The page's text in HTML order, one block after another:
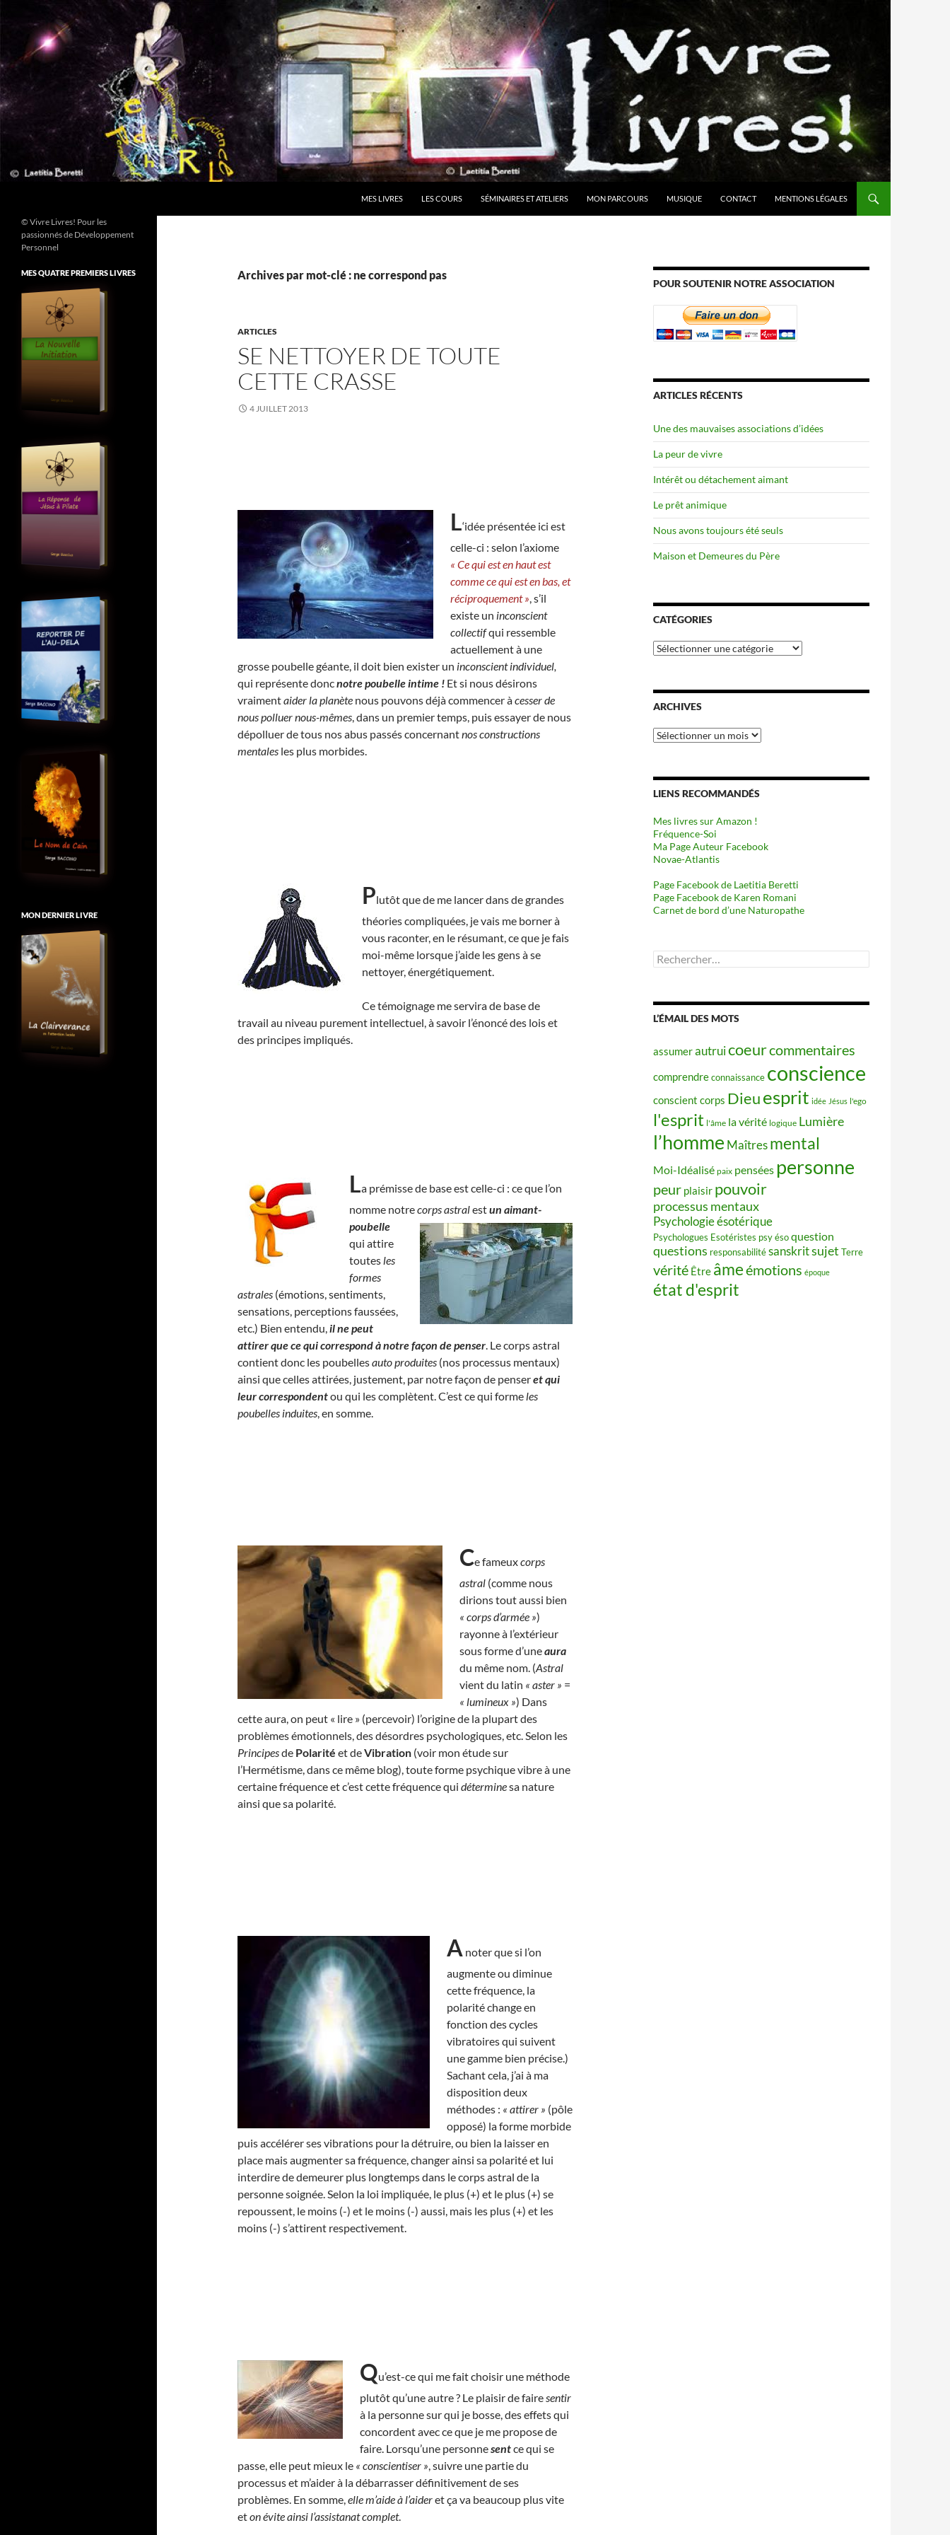
contenu
MES LIVRES LES COURS SÉMINAIRES ET ATELIERS MON PARCOURS MUSIQUE CONTACT MENTIONS LÉGALES
Archives par mot-clé : ne correspond pas
ARTICLES
SE NETTOYER DE TOUTE
CETTE CRASSE
4 JUILLET 2013
L‘idée présentée ici est
celle-ci : selon l’axiome
« Ce qui est en haut est
comme ce qui est en bas, et
réciproquement », s’il
existe un inconscient
collectifqui ressemble
actuellement à une
grosse poubelle géante, il doit bien exister un inconscient individuel,
qui représente doncnotre poubelle intime ! Et si nous désirons
vraimentaider la planète nous pouvons déjà commencer àcesser de
nous polluer nous-mêmes, dans un premier temps, puis essayer de nous
dépolluer de tous nos abus passés concernantnos constructions
mentales les plus morbides.
Plutôt que de me lancer dans de grandes
théories compliquées, je vais me borner à
vous raconter, en le résumant, ce que je fais
moi-même lorsque j’aide les gens à se
nettoyer, énergétiquement.
Ce témoignage me servira de base de
travail au niveau purement intellectuel, à savoir l’énoncé des lois et
des principes impliqués.
La prémisse de base est celle-ci : ce que l’on
nomme notrecorps astralestun aimant-
poubelle
qui attire
toutes les
formes
astrales (émotions, sentiments,
sensations, perceptions faussées,
etc.) Bien entendu,il ne peut
attirer que ce qui correspond à notre façon de penser. Le corps astral
contient donc les poubellesauto produites (nos processus mentaux)
ainsi que celles attirées, justement, par notre façon de penseret qui
leur correspondentou qui les complètent. C’est ce qui forme les
poubelles induites, en somme.
Ce fameuxcorps
astral (comme nous
dirions tout aussi bien
« corps d’armée »)
rayonne à l’extérieur
sous forme d’uneaura
du même nom. (Astral
vient du latin « aster » =
« lumineux ») Dans
cette aura, on peut « lire » (percevoir) l’origine de la plupart des
problèmes émotionnels, des désordres psychologiques, etc. Selon les
Principesde Polarité et deVibration (voir mon étude sur
l’Hermétisme, dans ce même blog), toute forme psychique vibre à une
certaine fréquence et c’est cette fréquence qui déterminesa nature
ainsi que sa polarité.
A noter que si l’on
augmente ou diminue
cette fréquence, la
polarité change en
fonction des cycles
vibratoires qui suivent
une gamme bien précise.)
Sachant cela, j’ai à ma
disposition deux
méthodes : « attirer » (pôle
opposé) la forme morbide
puis accélérer ses vibrations pour la détruire, ou bien la laisser en
place mais augmenter sa fréquence, changer ainsi sa polarité et lui
interdire de demeurer plus longtemps dans le corps astral de la
personne soignée. Selon la loi impliquée, le plus (+) et le plus (+) se
repoussent, le moins (-) et le moins (-) aussi, mais les plus (+) et les
moins (-) s’attirent respectivement.
Qu’est-ce qui me fait choisir une méthode
plutôt qu’une autre ? Le plaisir de fairesentir
à la personne sur qui je bosse, des effets qui
concordent avec ce que je me propose de
faire. Lorsqu’une personnesentce qui se
passe, elle peut mieux le « conscientiser », suivre une partie du
processus et m’aider à la débarrasser définitivement de ses
problèmes. En somme,elle m’aide à l’aideret ça va beaucoup plus vite
eton évite ainsi l’assistanat complet.
POUR SOUTENIR NOTRE ASSOCIATION
ARTICLES RÉCENTS
Une des mauvaises associations d’idées
La peur de vivre
Intérêt ou détachement aimant
Le prêt animique
Nous avons toujours été seuls
Maison et Demeures du Père
CATÉGORIES
Catégories
ARCHIVES
Archives
LIENS RECOMMANDÉS
Mes livres sur Amazon !
Fréquence-Soi
Ma Page Auteur Facebook
Novae-Atlantis
Page Facebook de Laetitia Beretti
Page Facebook de Karen Romani
Carnet de bord d’une Naturopathe
Rechercher :
L’ÉMAIL DES MOTS
assumerautruicoeurcommentaires
comprendreconnaissance conscience
conscient corps Dieuesprit idée Jésus l'ego
l'esprit l'âme la vérité logique Lumière
l’homme Maîtres mental
Moi-Idéalisé paix pensées personne
peur plaisir pouvoir
processus mentaux
Psychologie ésotérique
Psychologues Esotéristes psy ésoquestion
questions responsabilitésanskritsujet Terre
vérité Être âmeémotions époque
état d'esprit
© Vivre Livres! Pour les
passionnés de Développement
Personnel
MES QUATRE PREMIERS LIVRES
MON DERNIER LIVRE